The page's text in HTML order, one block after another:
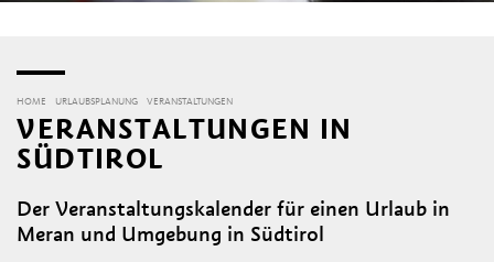
HOME URLAUBSPLANUNG VERANSTALTUNGEN
VERANSTALTUNGEN IN
SÜDTIROL
Der Veranstaltungskalender für einen Urlaub in
Meran und Umgebung in Südtirol